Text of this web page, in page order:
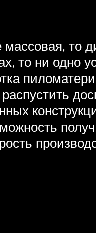
массовая, то
то ни одно